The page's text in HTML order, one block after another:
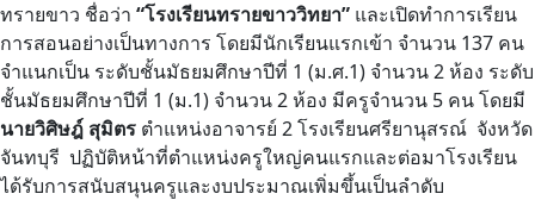
ทรายขาว ชื่อว่า “โรงเรียนทรายขาววิทยา” และเปิดทำการเรียน
การสอนอย่างเป็นทางการ โดยมีนักเรียนแรกเข้า จำนวน 137 คน
จำแนกเป็น ระดับชั้นมัธยมศึกษาปีที่ 1 (ม.ศ.1) จำนวน 2 ห้อง ระดับ
ชั้นมัธยมศึกษาปีที่ 1 (ม.1) จำนวน 2 ห้อง มีครูจำนวน 5 คน โดยมี
นายวิศิษฎ์ สุมิตร ตำแหน่งอาจารย์ 2 โรงเรียนศรียานุสรณ์ จังหวัด
จันทบุรี ปฏิบัติหน้าที่ตำแหน่งครูใหญ่คนแรกและต่อมาโรงเรียน
ได้รับการสนับสนุนครูและงบประมาณเพิ่มขึ้นเป็นลำดับ